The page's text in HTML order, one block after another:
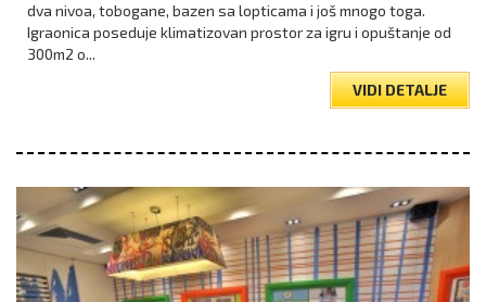
dva nivoa, tobogane, bazen sa lopticama i još mnogo toga.
Igraonica poseduje klimatizovan prostor za igru i opuštanje od
300m2 o...
VIDI DETALJE